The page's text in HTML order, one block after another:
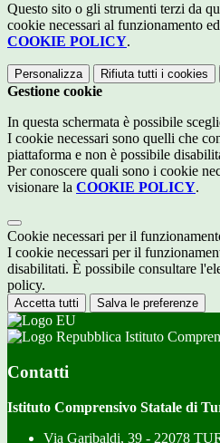
Questo sito o gli strumenti terzi da
cookie necessari al funzionamento
COOKIE POLICY.
Personalizza Rifiuta tutti i cookies
Gestione cookie
In questa schermata è possibile
I cookie necessari sono quelli che
piattaforma e non è possibile
Per conoscere quali sono i cookie
visionare la COOKIE POLICY.
Cookie necessari per il
I cookie necessari per il
disabilitati. È possibile consultare
policy.
Accetta tutti Salva le preferenze
Istituto
Contatti
Istituto Comprensivo Statale di
Via Garibaldi, 39 - 22078